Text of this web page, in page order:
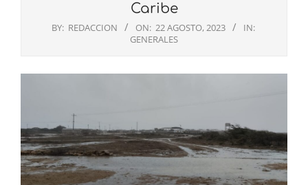
Caribe
BY: REDACCION ON: 22 AGOSTO, 2023
IN:
GENERALES